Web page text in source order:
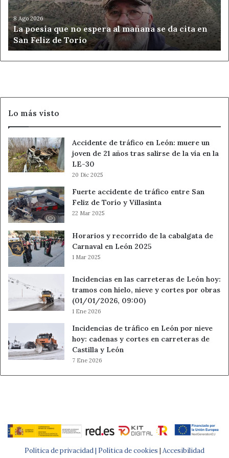
mañana
se
da
cita
en
San
8 Ago 2026
La poesía que no espera al mañana se da cita en
San Feliz de Torío
Lo más visto
Accidente de tráfico en León: muere un
joven de 21 años tras salirse de la vía en la
LE-30
20 Dic 2025
Fuerte accidente de tráfico entre San
Feliz de Torío y Villasinta
22 Mar 2025
Horarios y recorrido de la cabalgata de
Carnaval en León 2025
1 Mar 2025
Incidencias en las carreteras de León hoy:
tramos con hielo, nieve y cortes por obras
(01/01/2026, 09:00)
1 Ene 2026
Incidencias de tráfico en León por nieve
hoy: cadenas y cortes en carreteras de
Castilla y León
7 Ene 2026
Política de privacidad | Política de cookies | Accesibilidad